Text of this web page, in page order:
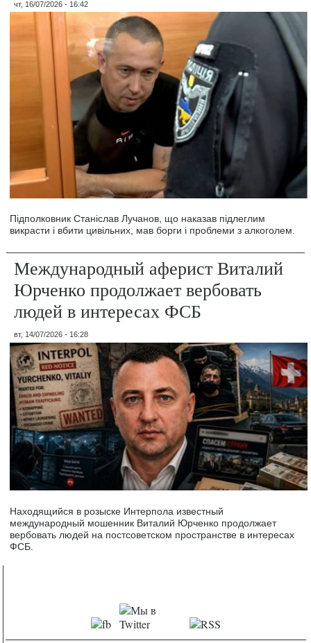
чт, 16/07/2026 - 16:42
Підполковник Станіслав Лучанов, що наказав підлеглим
викрасти і вбити цивільних, мав борги і проблеми з алкоголем.
Международный аферист Виталий
Юрченко продолжает вербовать
людей в интересах ФСБ
вт, 14/07/2026 - 16:28
Находящийся в розыске Интерпола известный
международный мошенник Виталий Юрченко продолжает
вербовать людей на постсоветском пространстве в интересах
ФСБ.